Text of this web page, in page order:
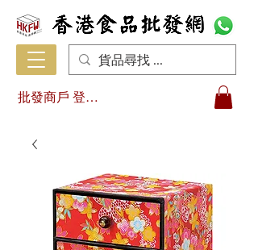
批發商戶 登入/註冊